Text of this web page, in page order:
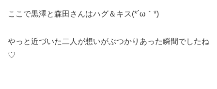
ここで黒澤と森田さんはハグ＆キス(*´ω｀*)
やっと近づいた二人が想いがぶつかりあった瞬間でしたね
♡